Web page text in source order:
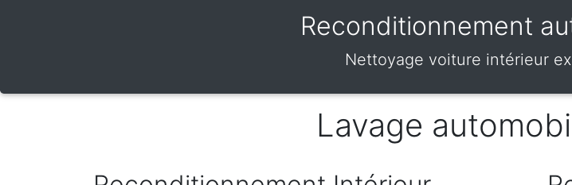
Reconditionnement
Nettoyage voiture intérieur
Lavage